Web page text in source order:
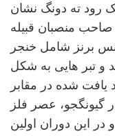
رود ته دونگ نشان
منصبان قبیله
برنز شامل خنجر
و تبر هایی به شکل
شده در مقابر
میلاد در گیونگجو، عصر فلز
در این دوران اولین